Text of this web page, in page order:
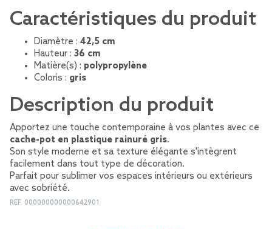
Caractéristiques du produit
Diamètre : 42,5 cm
Hauteur : 36 cm
Matière(s) : polypropylène
Coloris : gris
Description du produit
Apportez une touche contemporaine à vos plantes avec ce
cache-pot en plastique rainuré gris.
Son style moderne et sa texture élégante s'intègrent
facilement dans tout type de décoration.
Parfait pour sublimer vos espaces intérieurs ou extérieurs
avec sobriété.
REF. 000000000000642901